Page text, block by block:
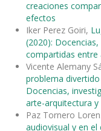
creaciones
efectos
Iker Perez Goiri,
(2020):
compartidas entre
Vicente Alemany
problema divertido
Docencias,
arte-arquitectura
Paz Tornero
audiovisual y en el